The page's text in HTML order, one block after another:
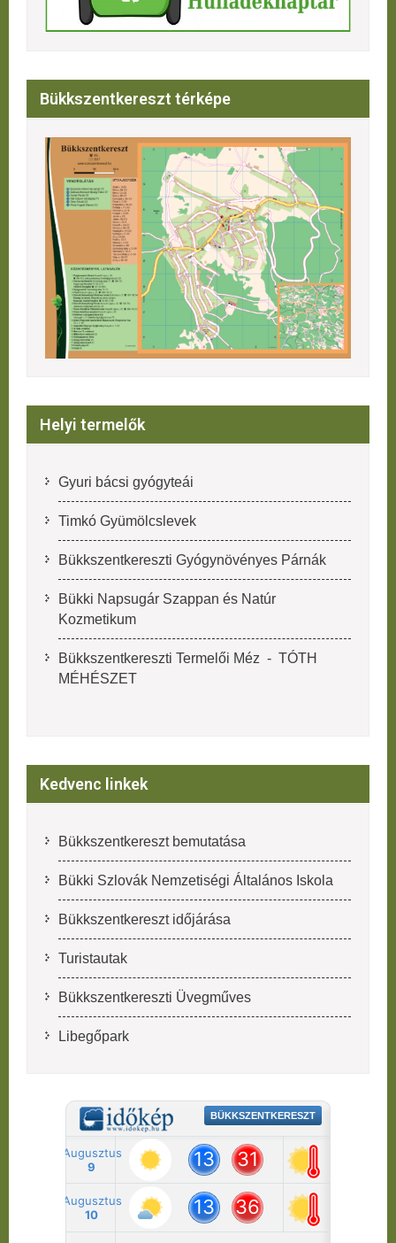
Bükkszentkereszt térképe
Helyi termelők
Gyuri bácsi gyógyteái
Timkó Gyümölcslevek
Bükkszentkereszti Gyógynövényes Párnák
Bükki Napsugár Szappan és Natúr
Kozmetikum
Bükkszentkereszti Termelői Méz - TÓTH
MÉHÉSZET
Kedvenc linkek
Bükkszentkereszt bemutatása
Bükki Szlovák Nemzetiségi Általános Iskola
Bükkszentkereszt időjárása
Turistautak
Bükkszentkereszti Üvegműves
Libegőpark